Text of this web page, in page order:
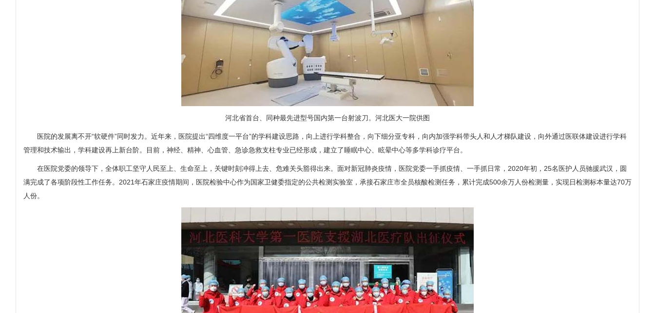
河北省首台、同种最先进型号国内第一台射波刀。河北医大一院供图
医院的发展离不开“软硬件”同时发力。近年来，医院提出“四维度一平台”的学科建设思路，向上进行学科整合，向下细分亚专科，向内加强学科带头人和人才梯队建设，向外通过医联体建设进行学科
管理和技术输出，学科建设再上新台阶。目前，神经、精神、心血管、急诊急救支柱专业已经形成，建立了睡眠中心、眩晕中心等多学科诊疗平台。
在医院党委的领导下，全体职工坚守人民至上、生命至上，关键时刻冲得上去、危难关头豁得出来。面对新冠肺炎疫情，医院党委一手抓疫情、一手抓日常，2020年初，25名医护人员驰援武汉，圆
满完成了各项阶段性工作任务。2021年石家庄疫情期间，医院检验中心作为国家卫健委指定的公共检测实验室，承接石家庄市全员核酸检测任务，累计完成500余万人份检测量，实现日检测标本量达70万
人份。